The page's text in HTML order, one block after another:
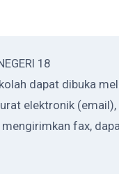
18
dapat dibuka
elektronik (email),
mengirimkan fax,